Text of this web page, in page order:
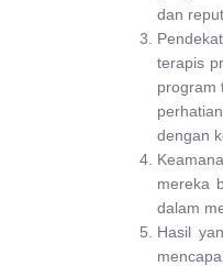
dan
terapis
program
dengan
mereka
dalam
Hasil